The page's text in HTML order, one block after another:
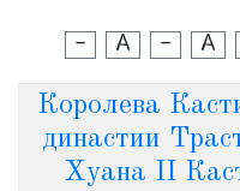
- А - А
Королева
династии
Хуана II